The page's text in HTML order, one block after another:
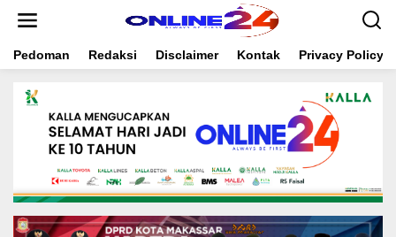
t
Pedoman Redaksi Disclaimer Kontak Privacy Policy